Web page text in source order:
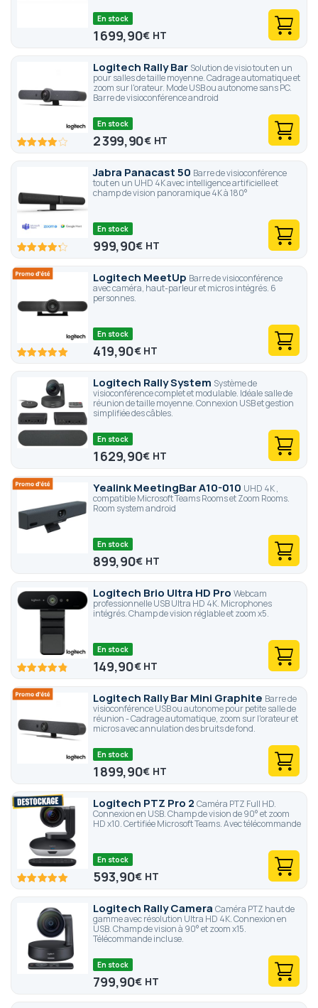
En stock
1 699,90€
Logitech Rally Bar Solution de visio tout en un
pour salles de taille moyenne. Cadrage automatique et
zoom sur l'orateur. Mode USB ou autonome sans PC.
Barre de visioconférence android
80 100
En stock
2 399,90€
Jabra Panacast 50 Barre de visioconférence
tout en un UHD 4K avec intelligence artificielle et
champ de vision panoramique 4K à 180°
85 100
En stock
999,90€
Logitech MeetUp Barre de visioconférence
avec caméra, haut-parleur et micros intégrés. 6
personnes.
100 100
En stock
419,90€
Logitech Rally System Système de
visioconférence complet et modulable. Idéale salle de
réunion de taille moyenne. Connexion USB et gestion
simplifiée des câbles.
En stock
1 629,90€
Yealink MeetingBar A10-010 UHD 4K ,
compatible Microsoft Teams Rooms et Zoom Rooms.
Room system android
En stock
899,90€
Logitech Brio Ultra HD Pro Webcam
professionnelle USB Ultra HD 4K. Microphones
intégrés. Champ de vision réglable et zoom x5.
96.6100
En stock
149,90€
Logitech Rally Bar Mini Graphite Barre de
visioconférence USB ou autonome pour petite salle de
réunion - Cadrage automatique, zoom sur l'orateur et
micros avec annulation des bruits de fond.
En stock
1 899,90€
Logitech PTZ Pro 2 Caméra PTZ Full HD.
Connexion en USB. Champ de vision de 90° et zoom
HD x10. Certifiée Microsoft Teams. Avec télécommande
100 100
En stock
593,90€
Logitech Rally Camera Caméra PTZ haut de
gamme avec résolution Ultra HD 4K. Connexion en
USB. Champ de vision à 90° et zoom x15.
Télécommande incluse.
En stock
799,90€